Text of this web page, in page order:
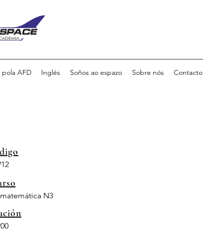
pola AFD Inglés Soños ao espazo Sobre nós Contacto
N3